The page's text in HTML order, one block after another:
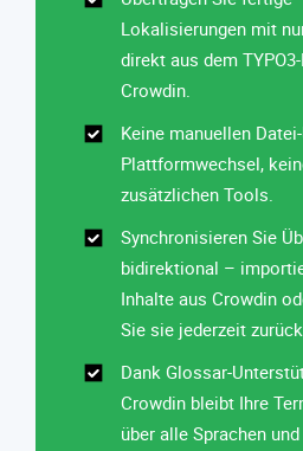
Lokalisierungen mit
direkt aus dem
Crowdin.
Keine manuellen
Plattformwechsel,
zusätzlichen Tools.
Synchronisieren Sie
bidirektional –
Inhalte aus Crowdin
Sie sie jederzeit
Dank Glossar-
Crowdin bleibt Ihre
über alle Sprachen